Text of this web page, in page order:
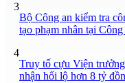
3
Bộ Công an kiểm tra
tạo phạm nhân tại
4
Truy tố cựu Viện
nhận hối lộ hơn 8 tỷ